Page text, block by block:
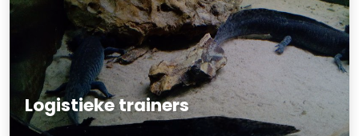
Logistieke trainers